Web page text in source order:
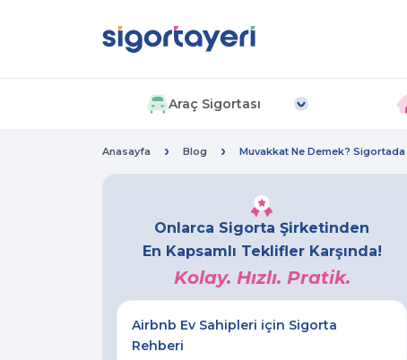
Araç Sigortası
Anasayfa Blog Muvakkat Ne Demek?
Onlarca Sigorta Şirketinden
En Kapsamlı Teklifler Karşında!
Kolay. Hızlı. Pratik.
Airbnb Ev Sahipleri için Sigorta
Rehberi